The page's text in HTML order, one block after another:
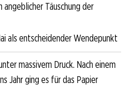
Täuschung der
als entscheidender Wendepunkt
massivem Druck. Nach einem
Jahr ging es für das Papier